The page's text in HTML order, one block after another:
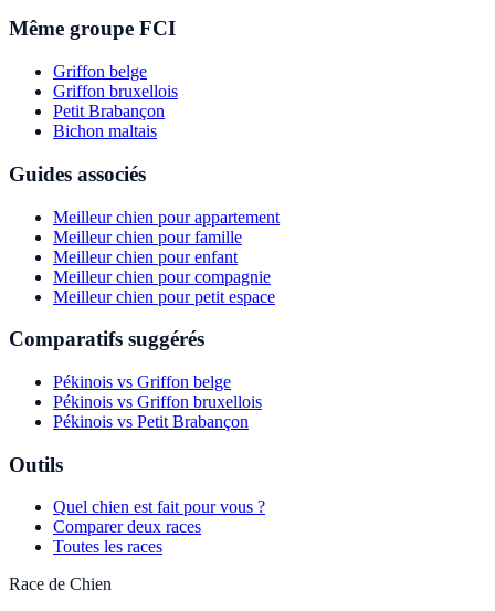
Même groupe FCI
Griffon belge
Griffon bruxellois
Petit Brabançon
Bichon maltais
Guides associés
Meilleur chien pour appartement
Meilleur chien pour famille
Meilleur chien pour enfant
Meilleur chien pour compagnie
Meilleur chien pour petit espace
Comparatifs suggérés
Pékinois vs Griffon belge
Pékinois vs Griffon bruxellois
Pékinois vs Petit Brabançon
Outils
Quel chien est fait pour vous ?
Comparer deux races
Toutes les races
Race de Chien